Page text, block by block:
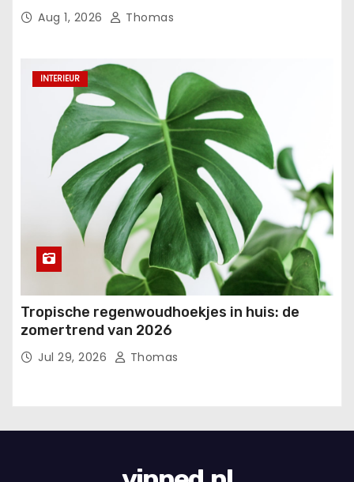
Aug 1, 2026 Thomas
INTERIEUR
Tropische regenwoudhoekjes in huis: de
zomertrend van 2026
Jul 29, 2026 Thomas